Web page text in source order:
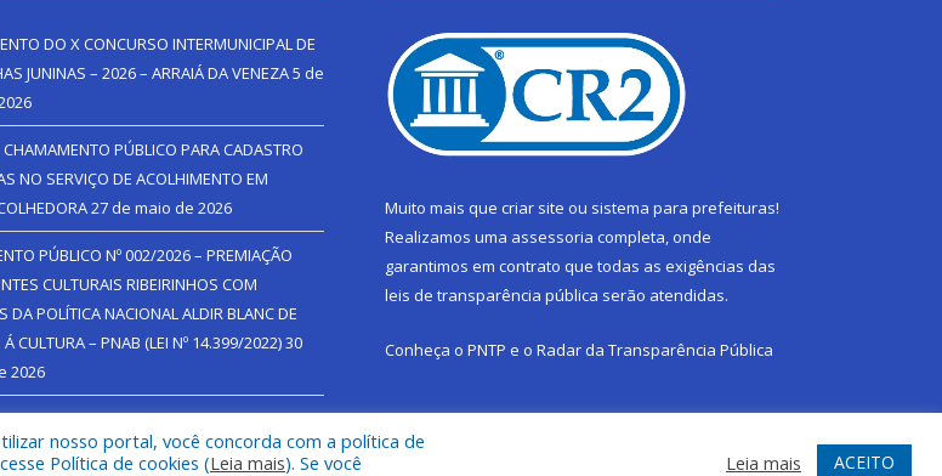
DO X CONCURSO INTERMUNICIPAL DE
JUNINAS – 2026 – ARRAIÁ DA VENEZA5 de
CHAMAMENTO PÚBLICO PARA CADASTRO
NO SERVIÇO DE ACOLHIMENTO EM
27 de maio de 2026
PÚBLICO Nº 002/2026 – PREMIAÇÃO
CULTURAIS RIBEIRINHOS COM
DA POLÍTICA NACIONAL ALDIR BLANC DE
CULTURA – PNAB (LEI Nº 14.399/2022)30
2026
Muito mais que criar site ou sistema para prefeituras!
Realizamos uma assessoria completa, onde
garantimos em contrato que todas as exigências das
leis de transparência pública serão atendidas.
Conheça o PNTP e o Radar da Transparência Pública
nosso portal, você concorda com a política de
Política de cookies (Leia mais). Se você
Leia mais ACEITO